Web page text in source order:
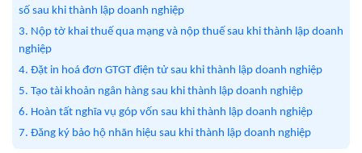
số sau khi thành lập doanh nghiệp
3. Nộp tờ khai thuế qua mạng và nộp thuế sau khi thành lập doanh
nghiệp
4. Đặt in hoá đơn GTGT điện tử sau khi thành lập doanh nghiệp
5. Tạo tài khoản ngân hàng sau khi thành lập doanh nghiệp
6. Hoàn tất nghĩa vụ góp vốn sau khi thành lập doanh nghiệp
7. Đăng ký bảo hộ nhãn hiệu sau khi thành lập doanh nghiệp